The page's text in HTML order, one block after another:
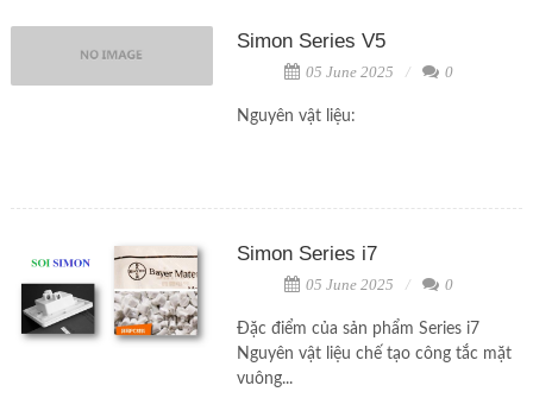
Simon Series V5
05 June 2025 0
Nguyên vật liệu:
Simon Series i7
05 June 2025 0
Đặc điểm của sản phẩm Series i7
Nguyên vật liệu chế tạo công tắc mặt
vuông...